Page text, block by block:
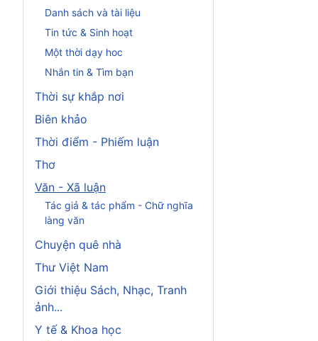
Danh sách và tài liệu
Tin tức & Sinh hoạt
Một thời dạy hoc
Nhắn tin & Tìm bạn
Thời sự khắp nơi
Biên khảo
Thời điểm - Phiếm luận
Thơ
Văn - Xã luận
Tác giả & tác phẩm - Chữ nghĩa
làng văn
Chuyện quê nhà
Thư Việt Nam
Giới thiệu Sách, Nhạc, Tranh
ảnh...
Y tế & Khoa học